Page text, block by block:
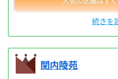
関内陵苑